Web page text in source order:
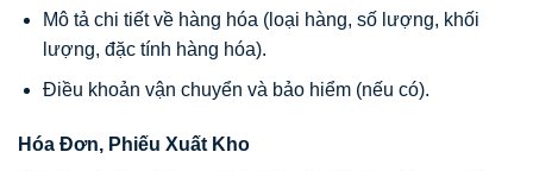
Mô tả chi tiết về hàng hóa (loại hàng, số lượng, khối
lượng, đặc tính hàng hóa).
Điều khoản vận chuyển và bảo hiểm (nếu có).
Hóa Đơn, Phiếu Xuất Kho